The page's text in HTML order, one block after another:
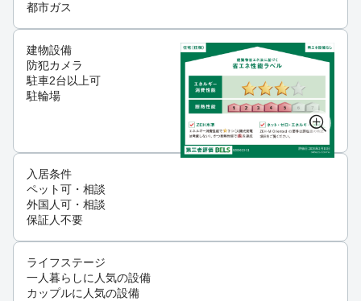
都市ガス
建物設備
防犯カメラ
駐車2台以上可
駐輪場
入居条件
ペット可・相談
外国人可・相談
保証人不要
ライフステージ
一人暮らしに人気の設備
カップルに人気の設備